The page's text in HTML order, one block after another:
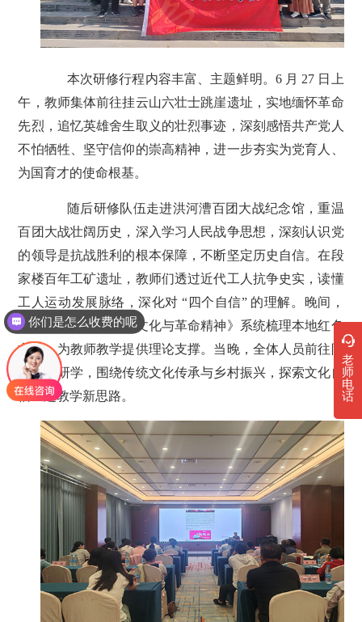
本次研修行程内容丰富、主题鲜明。6 月 27 日上
午，教师集体前往挂云山六壮士跳崖遗址，实地缅怀革命
先烈，追忆英雄舍生取义的壮烈事迹，深刻感悟共产党人
不怕牺牲、坚守信仰的崇高精神，进一步夯实为党育人、
为国育才的使命根基。
随后研修队伍走进洪河漕百团大战纪念馆，重温
百团大战壮阔历史，深入学习人民战争思想，深刻认识党
的领导是抗战胜利的根本保障，不断坚定历史自信。在段
家楼百年工矿遗址，教师们透过近代工人抗争史实，读懂
工人运动发展脉络，深化对 “四个自信” 的理解。晚间，
专题讲座《井陉历史文化与革命精神》系统梳理本地红色
文脉，为教师教学提供理论支撑。当晚，全体人员前往陶
瓷水镇研学，围绕传统文化传承与乡村振兴，探索文化自
信主题教学新思路。
老
师
电
话
你们是怎么收费的呢